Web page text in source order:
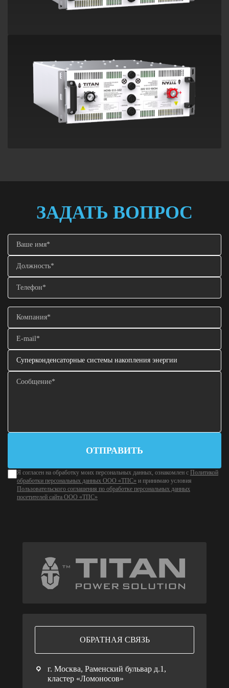
ЗАДАТЬ ВОПРОС
ОТПРАВИТЬ
Я согласен на обработку моих персональных данных, ознакомлен с Политикой
обработки персональных данных ООО «ТПС» и принимаю условия
Пользовательского соглашения по обработке персональных данных
посетителей сайта ООО «ТПС»
ОБРАТНАЯ СВЯЗЬ
г. Москва, Раменский бульвар д.1,
кластер «Ломоносов»